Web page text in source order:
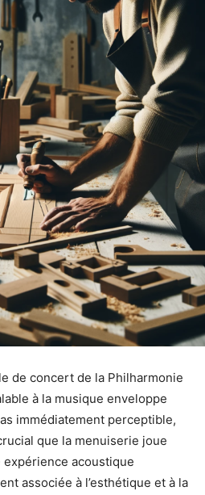
de concert de la Philharmonie
à la musique enveloppe
immédiatement perceptible,
que la menuiserie joue
acoustique
associée à l’esthétique et à la